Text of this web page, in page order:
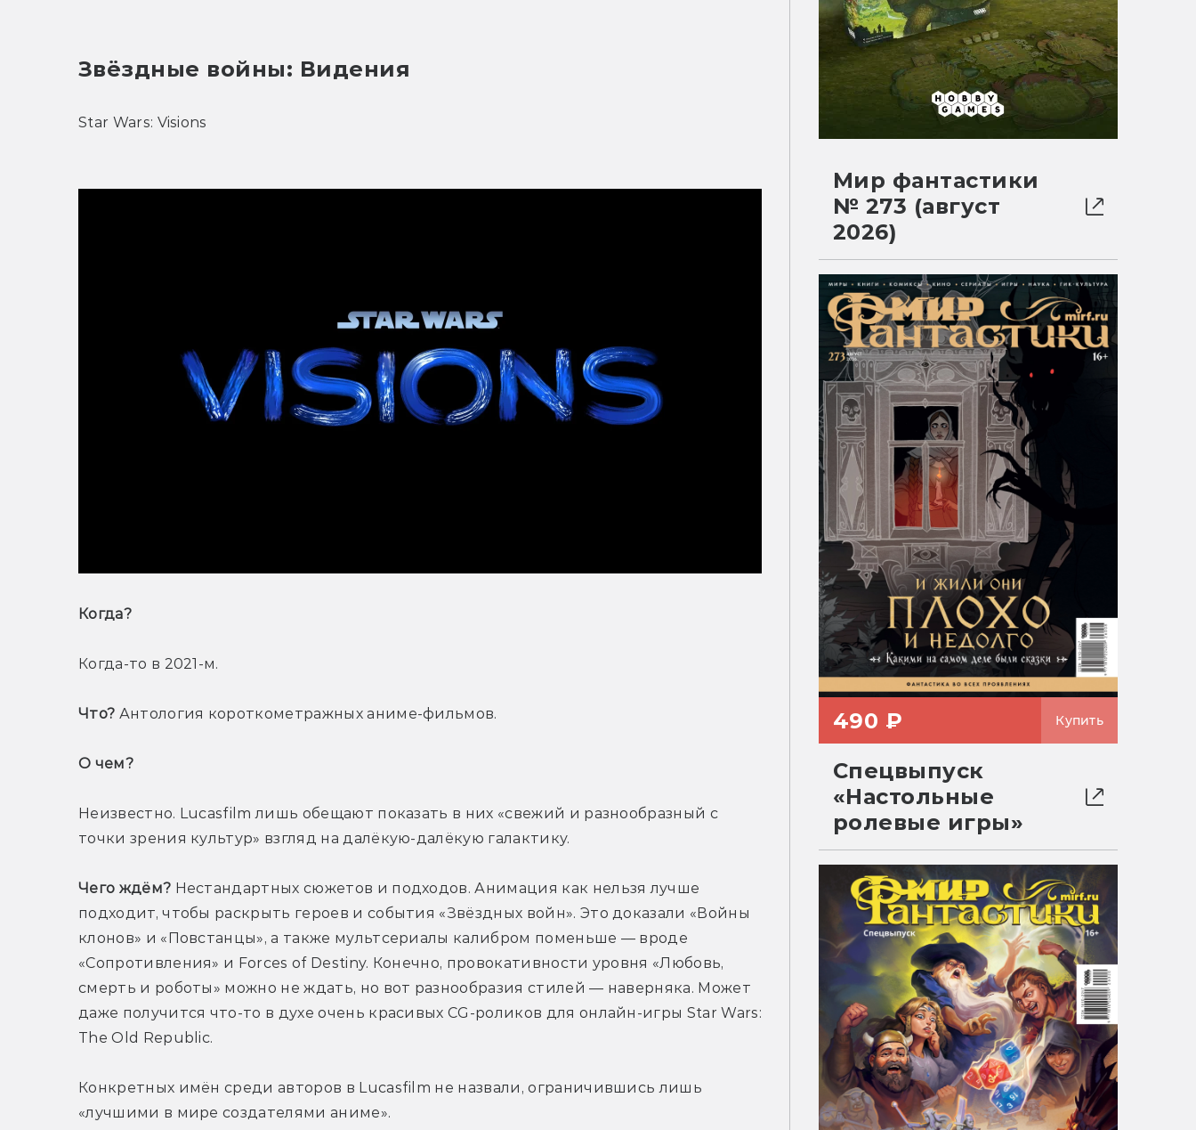
Звёздные войны: Видения
Star Wars: Visions
Когда?
Когда-то в 2021-м.
Что? Антология короткометражных аниме-фильмов.
О чем?
Неизвестно. Lucasfilm лишь обещают показать в них «свежий и разнообразный с
точки зрения культур» взгляд на далёкую-далёкую галактику.
Чего ждём? Нестандартных сюжетов и подходов. Анимация как нельзя лучше
подходит, чтобы раскрыть героев и события «Звёздных войн». Это доказали «Войны
клонов» и «Повстанцы», а также мультсериалы калибром поменьше — вроде
«Сопротивления» и Forces of Destiny. Конечно, провокативности уровня «Любовь,
смерть и роботы» можно не ждать, но вот разнообразия стилей — наверняка. Может
даже получится что-то в духе очень красивых CG-роликов для онлайн-игры Star Wars:
The Old Republic.
Конкретных имён среди авторов в Lucasfilm не назвали, ограничившись лишь
«лучшими в мире создателями аниме».
Мир фантастики
№ 273 (август
2026)
490 ₽ Купить
Спецвыпуск
«Настольные
ролевые игры»